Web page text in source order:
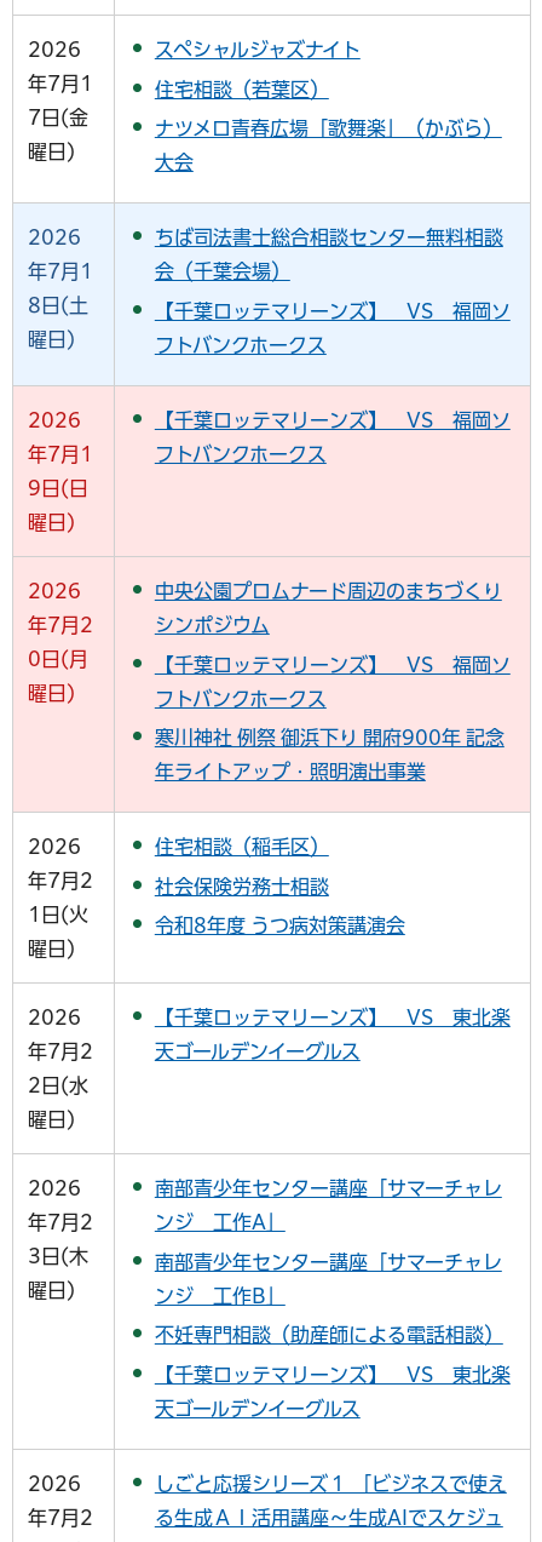
2026
年7月1
7日(金
曜日)
スペシャルジャズナイト
住宅相談（若葉区）
ナツメロ青春広場「歌舞楽」（かぶら）
大会
2026
年7月1
8日(土
曜日)
ちば司法書士総合相談センター無料相談
会（千葉会場）
【千葉ロッテマリーンズ】 VS 福岡ソ
フトバンクホークス
2026
年7月1
9日(日
曜日)
【千葉ロッテマリーンズ】 VS 福岡ソ
フトバンクホークス
2026
年7月2
0日(月
曜日)
中央公園プロムナード周辺のまちづくり
シンポジウム
【千葉ロッテマリーンズ】 VS 福岡ソ
フトバンクホークス
寒川神社 例祭 御浜下り 開府900年 記念
年ライトアップ・照明演出事業
2026
年7月2
1日(火
曜日)
住宅相談（稲毛区）
社会保険労務士相談
令和8年度 うつ病対策講演会
2026
年7月2
2日(水
曜日)
【千葉ロッテマリーンズ】 VS 東北楽
天ゴールデンイーグルス
2026
年7月2
3日(木
曜日)
南部青少年センター講座「サマーチャレ
ンジ 工作A」
南部青少年センター講座「サマーチャレ
ンジ 工作B」
不妊専門相談（助産師による電話相談）
【千葉ロッテマリーンズ】 VS 東北楽
天ゴールデンイーグルス
2026
年7月2
しごと応援シリーズ１ 「ビジネスで使え
る生成ＡＩ活用講座～生成AIでスケジュ